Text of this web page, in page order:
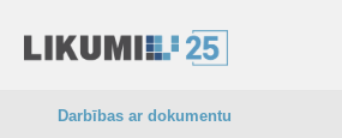
Darbības ar dokumentu